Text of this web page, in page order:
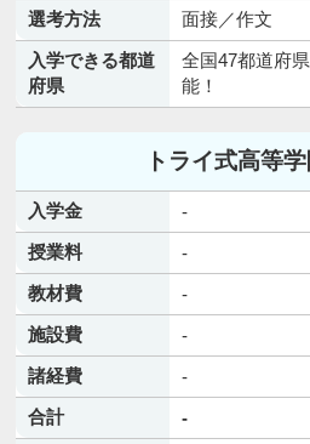
選考方法
面接／作文
入学できる都道
府県
全国47都道府
能！
トライ式高等
入学金
-
授業料
-
教材費
-
施設費
-
諸経費
-
合計
-